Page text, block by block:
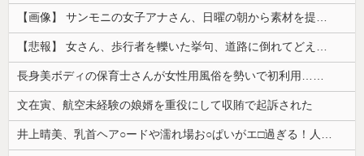
【画像】 サンモニの女子アナさん、日曜の朝から素材を提供してしまう
【悲報】 女さん、歩行者を轢いた挙句、道路に倒れてどえらいことになってしまうw w w w w w w
長身美ボディの保育士さんが女性用風俗を勢いで初利用…子供に絶対見せられないメスの顔でイキまくり。
文在寅、航空未経験の娘婿を重役にして収賄で起訴された
井上晴美、乳首ヘア○ードや濡れ場お○ぱいがエ□過ぎる！人生最後のラスト写真集、最高！！